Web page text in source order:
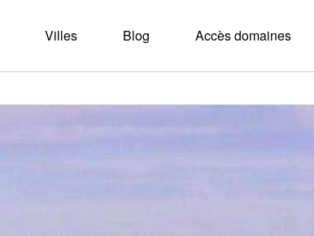
Villes Blog Accès domaines